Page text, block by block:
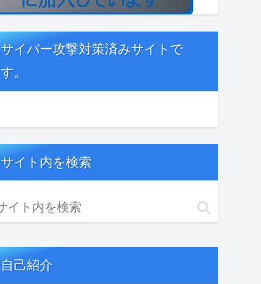
サイバー攻撃対策済みサイトで
す。
サイト内を検索
自己紹介